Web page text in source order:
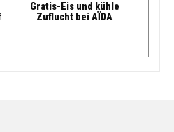
Gratis-Eis und kühle
Zuflucht bei AÏDA